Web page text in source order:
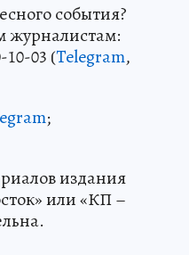
события?
журналистам:
10-03 (Telegram,
;
издания
или «КП –